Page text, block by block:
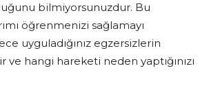
bilmiyorsunuzdur. Bu
öğrenmenizi sağlamayı
uyguladığınız egzersizlerin
ve hangi hareketi neden yaptığınızı